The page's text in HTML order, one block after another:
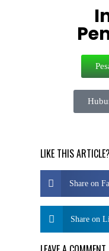
LIKE THIS ARTICLE?
Share on
Share on